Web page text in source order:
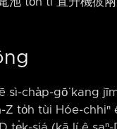
sì-cha̍p-gō͘ kang
to̍h tùi Hóe-